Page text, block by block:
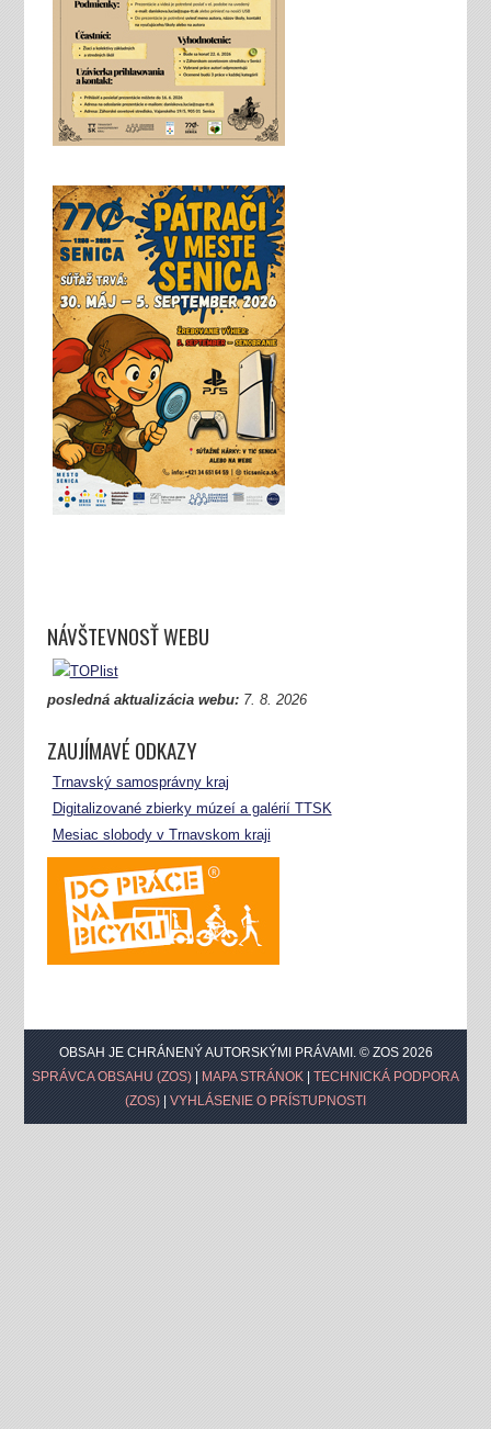
NÁVŠTEVNOSŤ WEBU
posledná aktualizácia webu:7. 8. 2026
ZAUJÍMAVÉ ODKAZY
Trnavský samosprávny kraj
Digitalizované zbierky múzeí a galérií TTSK
Mesiac slobody v Trnavskom kraji
OBSAH JE CHRÁNENÝ AUTORSKÝMI PRÁVAMI. © ZOS 2026
SPRÁVCA OBSAHU (ZOS)
MAPA STRÁNOK
TECHNICKÁ PODPORA
(ZOS)
VYHLÁSENIE O PRÍSTUPNOSTI